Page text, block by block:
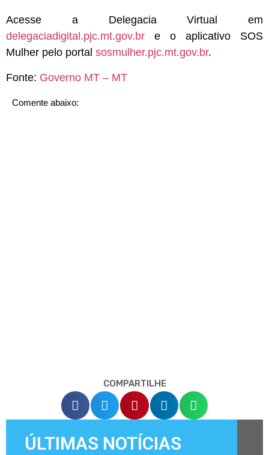
Acesse a Delegacia Virtual em
delegaciadigital.pjc.mt.gov.br e o aplicativo SOS
Mulher pelo portal sosmulher.pjc.mt.gov.br.
Fonte: Governo MT – MT
Comente abaixo:
COMPARTILHE
ÚLTIMAS NOTÍCIAS